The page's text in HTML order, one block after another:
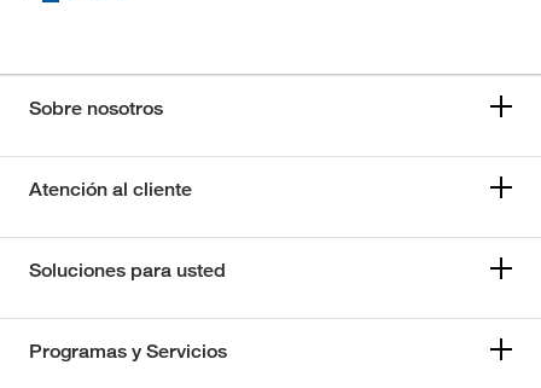
Sobre nosotros
Atención al cliente
Soluciones para usted
Programas y Servicios